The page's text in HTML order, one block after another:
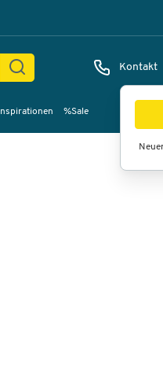
Kontakt
Inspirationen %Sale
Videos 360°-Ansicht